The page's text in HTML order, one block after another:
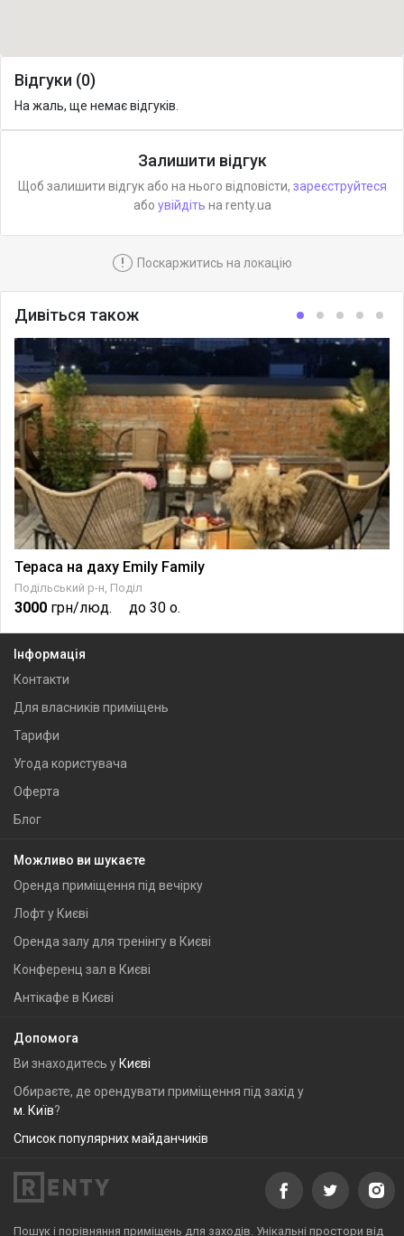
Відгуки (0)
На жаль, ще немає відгуків.
Залишити відгук
Щоб залишити відгук або на нього відповісти, зареєструйтеся
або увійдіть на renty.ua
! Поскаржитись на локацію
Дивіться також
Тераса на даху Emily Family
Подільський р-н, Поділ
3000 грн/люд. до 30 о.
Інформація
Контакти
Для власників приміщень
Тарифи
Угода користувача
Оферта
Блог
Можливо ви шукаєте
Оренда приміщення під вечірку
Лофт у Києві
Оренда залу для тренінгу в Києві
Конференц зал в Києві
Антікафе в Києві
Допомога
Ви знаходитесь у Києві
Обираєте, де орендувати приміщення під захід у
м. Київ?
Список популярних майданчиків
Пошук і порівняння приміщень для заходів. Унікальні простори від